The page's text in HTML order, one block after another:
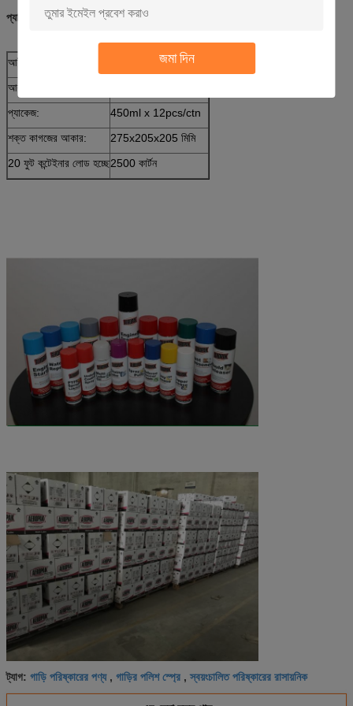
জমা দিন
প্যাকেজ:
আইটেম নংঃ.:
আকার করতে পারেন:
প্যাকেজ:
450ml x 12pcs/ctn
শক্ত কাগজের আকার:
275x205x205 মিমি
20 ফুট কন্টেইনার লোড হচ্ছে2500 কার্টন
ট্যাগ: গাড়ি পরিষ্কারের পণ্য, গাড়ির পলিশ স্প্রে ,স্বয়ংচালিত পরিষ্কারের রাসায়নিক